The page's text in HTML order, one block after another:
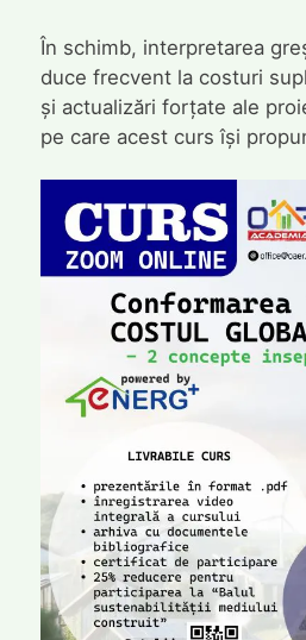
În schimb, interpretarea
duce frecvent la costuri
și actualizări forțate ale
pe care acest curs își